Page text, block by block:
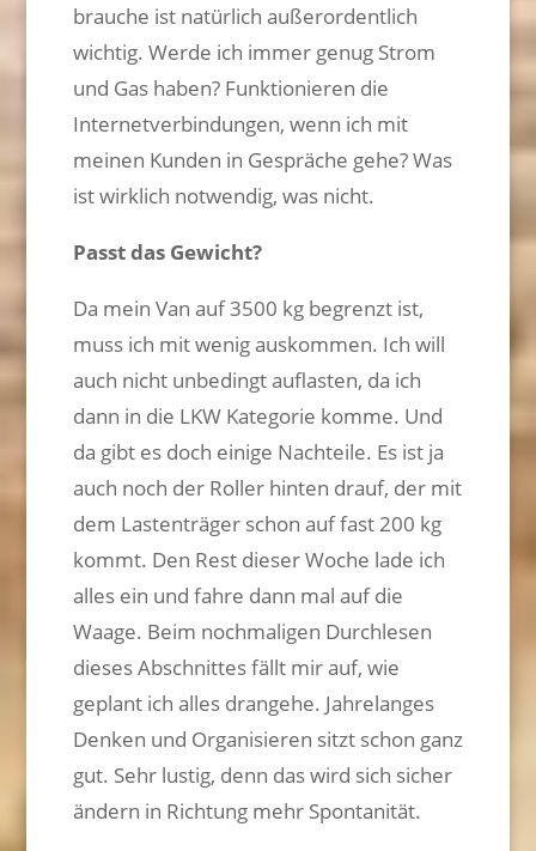
brauche ist natürlich außerordentlich
wichtig. Werde ich immer genug Strom
und Gas haben? Funktionieren die
Internetverbindungen, wenn ich mit
meinen Kunden in Gespräche gehe? Was
ist wirklich notwendig, was nicht.
Passt das Gewicht?
Da mein Van auf 3500 kg begrenzt ist,
muss ich mit wenig auskommen. Ich will
auch nicht unbedingt auflasten, da ich
dann in die LKW Kategorie komme. Und
da gibt es doch einige Nachteile. Es ist ja
auch noch der Roller hinten drauf, der mit
dem Lastenträger schon auf fast 200 kg
kommt. Den Rest dieser Woche lade ich
alles ein und fahre dann mal auf die
Waage. Beim nochmaligen Durchlesen
dieses Abschnittes fällt mir auf, wie
geplant ich alles drangehe. Jahrelanges
Denken und Organisieren sitzt schon ganz
gut. Sehr lustig, denn das wird sich sicher
ändern in Richtung mehr Spontanität.